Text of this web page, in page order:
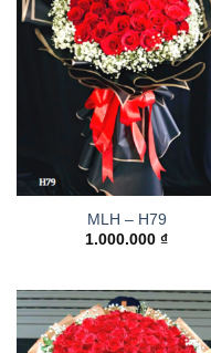
MLH – H79
1.000.000 ₫